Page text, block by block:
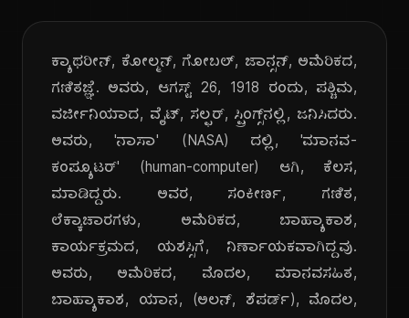
ಕ್ಯಾಥರೀನ್, ಕೋಲ್ಮನ್, ಗೋಬಲ್, ಜಾನ್ಸನ್, ಅಮೆರಿಕದ,
ಗಣಿತಜ್ಞೆ. ಅವರು, ಆಗಸ್ಟ್ 26, 1918 ರಂದು, ಪಶ್ಚಿಮ,
ವರ್ಜೀನಿಯಾದ, ವೈಟ್, ಸಲ್ಫರ್, ಸ್ಪ್ರಿಂಗ್ಸ್‌ನಲ್ಲಿ, ಜನಿಸಿದರು.
ಅವರು, 'ನಾಸಾ' (NASA) ದಲ್ಲಿ, 'ಮಾನವ-
ಕಂಪ್ಯೂಟರ್' (human-computer) ಆಗಿ, ಕೆಲಸ,
ಮಾಡಿದ್ದರು. ಅವರ, ಸಂಕೀರ್ಣ, ಗಣಿತ,
ಲೆಕ್ಕಾಚಾರಗಳು, ಅಮೆರಿಕದ, ಬಾಹ್ಯಾಕಾಶ,
ಕಾರ್ಯಕ್ರಮದ, ಯಶಸ್ಸಿಗೆ, ನಿರ್ಣಾಯಕವಾಗಿದ್ದವು.
ಅವರು, ಅಮೆರಿಕದ, ಮೊದಲ, ಮಾನವಸಹಿತ,
ಬಾಹ್ಯಾಕಾಶ, ಯಾನ, (ಅಲನ್, ಶೆಪರ್ಡ್), ಮೊದಲ,